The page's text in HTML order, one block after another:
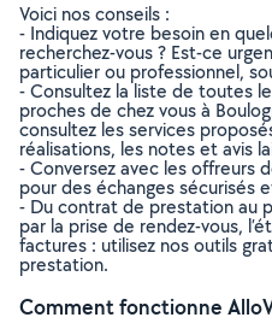
Voici nos conseils :
- Indiquez votre besoin en
recherchez-vous ? Est-ce
particulier ou professionnel,
- Consultez la liste de toutes
proches de chez vous à
consultez les services
réalisations, les notes et avis
- Conversez avec les offreurs
pour des échanges sécurisés
- Du contrat de prestation au
par la prise de rendez-vous,
factures : utilisez nos outils
prestation.
Comment fonctionne